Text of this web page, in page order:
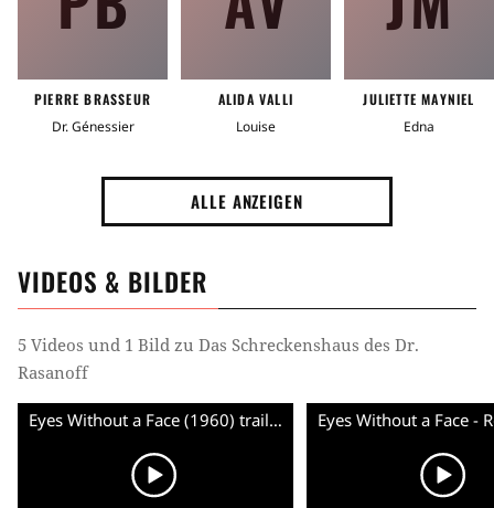
PIERRE BRASSEUR
Dr. Génessier
ALIDA VALLI
Louise
JULIETTE MAYNIEL
Edna
ALLE ANZEIGEN
VIDEOS & BILDER
5 Videos und 1 Bild zu Das Schreckenshaus des Dr.
Rasanoff
Eyes Without a Face (1960) trailer with subtitles